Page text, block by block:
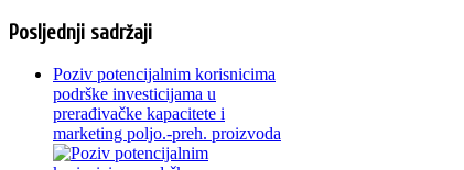
Posljednji sadržaji
Poziv potencijalnim korisnicima
podrške investicijama u
prerađivačke kapacitete i
marketing poljo.-preh. proizvoda